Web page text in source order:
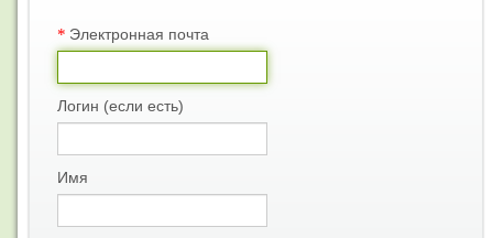
* Электронная почта
Логин (если есть)
Имя